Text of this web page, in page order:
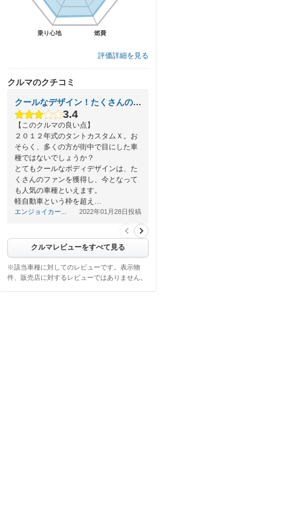
燃費
乗り心地 燃費
乗り心地
評価詳細を見る
クルマのクチコミ
クールなデザイン！たくさんのファンを持つタントカスタム
3.4
【このクルマの良い点】
２０１２年式のタントカスタムＸ。お
そらく、多くの方が街中で目にした車
種ではないでしょうか？
とてもクールなボディデザインは、た
くさんのファンを獲得し、今となって
も人気の車種といえます。
軽自動車という枠を超え…
エンジョイカー... 2022年01月28日投稿
クルマレビューをすべて見る
※該当車種に対してのレビューです。表示物
件、販売店に対するレビューではありません。